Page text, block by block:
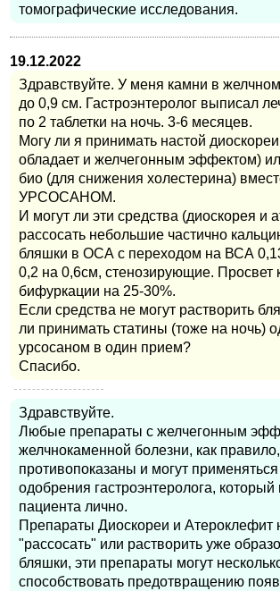
томографические исследования.
19.12.2022
Здравствуйте. У меня камни в
до 0,9 см. Гастроэнтеролог выписал
по 2 таблетки на ночь. 3-6 месяцев.
Могу ли я принимать настой диоскореи
обладает и желчегонным эффектом)
био (для снижения холестерина)
УРСОСАНОМ.
И могут ли эти средства (диоскорея и
рассосать небольшие частично
бляшки в ОСА с переходом на ВСА
0,2 на 0,6см, стенозирующие. Просвет
бифуркации на 25-30%.
Если средства не могут растворить
ли принимать статины (тоже на ночь)
урсосаном в один прием?
Спасибо.
Здравствуйте.
Любые препараты с желчегонным
желчнокаменной болезни, как правило,
противопоказаны и могут
одобрения гастроэнтеролога,
пациента лично.
Препараты Диоскореи и Атероклефит
"рассосать" или растворить уже
бляшки, эти препараты могут
способствовать предотвращению